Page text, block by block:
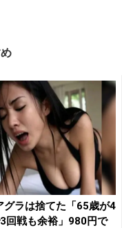
グラは捨てた「65歳が4
回戦も余裕」980円で